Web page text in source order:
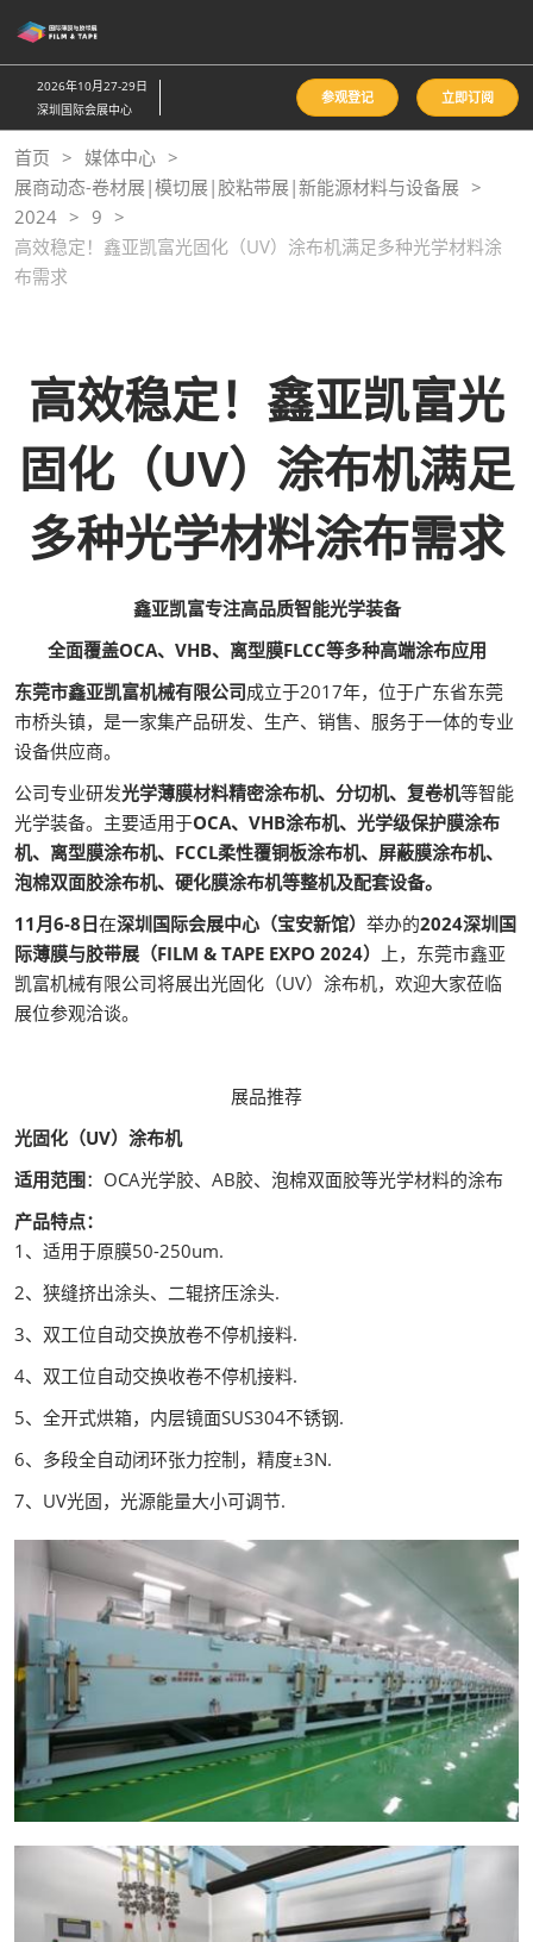
接
跳
至
内
容
2026年10月27-29日
深圳国际会展中心
参观登记 立即订阅
首页
媒体中心
展商动态-卷材展|模切展|胶粘带展|新能源材料与设备展
2024
9
高效稳定！鑫亚凯富光固化（UV）涂布机满足多种光学材料涂
布需求
高效稳定！鑫亚凯富光
固化（UV）涂布机满足
多种光学材料涂布需求
鑫亚凯富专注高品质智能光学装备
全面覆盖OCA、VHB、离型膜FLCC等多种高端涂布应用
东莞市鑫亚凯富机械有限公司成立于2017年，位于广东省东莞
市桥头镇，是一家集产品研发、生产、销售、服务于一体的专业
设备供应商。
公司专业研发光学薄膜材料精密涂布机、分切机、复卷机等智能
光学装备。主要适用于OCA、VHB涂布机、光学级保护膜涂布
机、离型膜涂布机、FCCL柔性覆铜板涂布机、屏蔽膜涂布机、
泡棉双面胶涂布机、硬化膜涂布机等整机及配套设备。
11月6-8日在深圳国际会展中心（宝安新馆） 举办的2024深圳国
际薄膜与胶带展（FILM & TAPE EXPO 2024）
上，东莞市鑫亚
凯富机械有限公司将展出光固化（UV）涂布机，欢迎大家莅临
展位参观洽谈。
展品推荐
光固化（UV）涂布机
适用范围：OCA光学胶、AB胶、泡棉双面胶等光学材料的涂布
产品特点：
1、适用于原膜50-250um.
2、狭缝挤出涂头、二辊挤压涂头.
3、双工位自动交换放卷不停机接料.
4、双工位自动交换收卷不停机接料.
5、全开式烘箱，内层镜面SUS304不锈钢.
6、多段全自动闭环张力控制，精度±3N.
7、UV光固，光源能量大小可调节.